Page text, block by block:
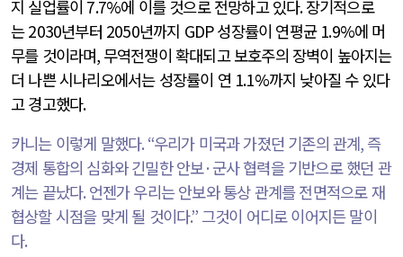
지 실업률이 7.7%에 이를 것으로 전망하고 있다.장기적으로
는2030년부터 2050년까지 GDP성장률이 연평균 1.9%에 머
무를 것이라며, 무역전쟁이 확대되고 보호주의 장벽이 높아지는
더 나쁜 시나리오에서는 성장률이 연 1.1%까지 낮아질 수 있다
고 경고했다.
카니는 이렇게 말했다. “우리가 미국과 가졌던 기존의 관계, 즉
경제 통합의 심화와 긴밀한 안보· 군사 협력을 기반으로 했던 관
계는 끝났다. 언젠가 우리는 안보와 통상 관계를 전면적으로 재
협상할 시점을 맞게 될 것이다.” 그것이 어디로 이어지든 말이
다.